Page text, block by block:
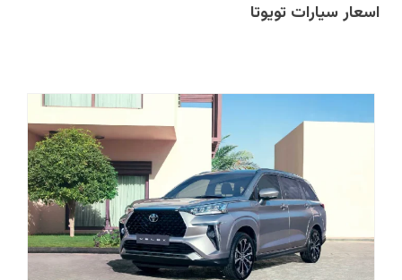
اسعار سيارات تويوتا